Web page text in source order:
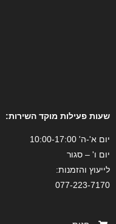
שעות פעילות מוקד השירות:
יום א'-ה' 10:00-17:00
יום ו' – סגור
לייעוץ והזמנות:
077-223-7170